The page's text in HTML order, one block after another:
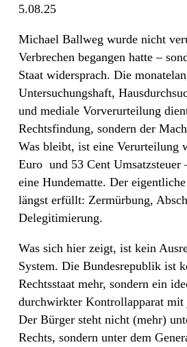
5.08.25
Michael Ballweg wurde nicht
Verbrechen begangen hatte –
Staat widersprach. Die
Untersuchungshaft,
und mediale Vorverurteilung
Rechtsfindung, sondern der
Was bleibt, ist eine Verurteilung
Euro und 53 Cent Umsatzsteuer
eine Hundematte. Der
längst erfüllt: Zermürbung,
Delegitimierung.
Was sich hier zeigt, ist kein
System. Die Bundesrepublik ist
Rechtsstaat mehr, sondern ein
durchwirkter Kontrollapparat mit
Der Bürger steht nicht (mehr)
Rechts, sondern unter dem